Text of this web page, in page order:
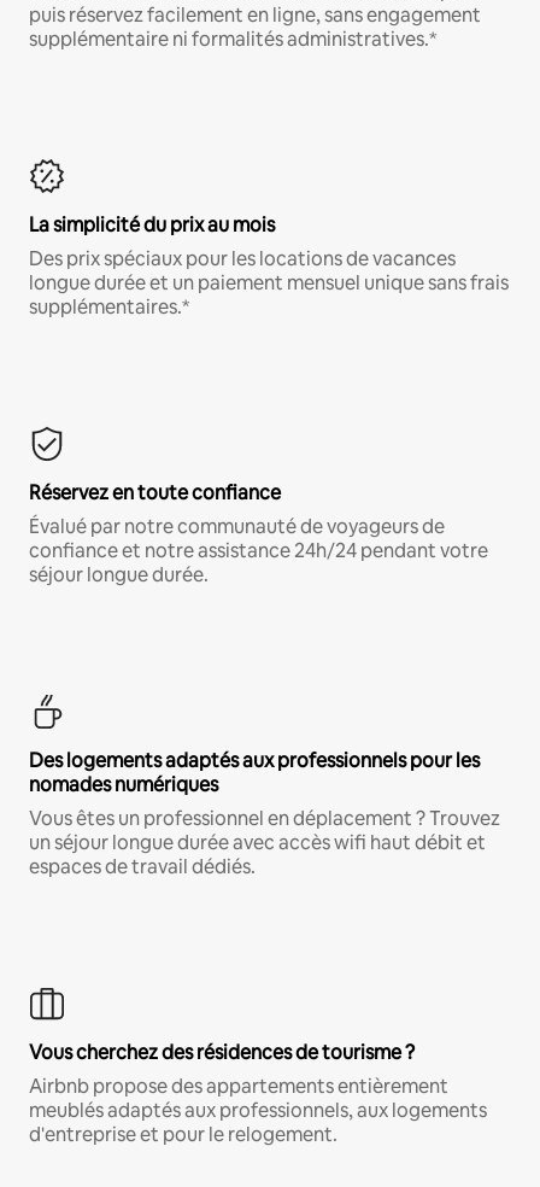
puis réservez facilement en ligne, sans engagement
supplémentaire ni formalités administratives.*
La simplicité du prix au mois
Des prix spéciaux pour les locations de vacances
longue durée et un paiement mensuel unique sans frais
supplémentaires.*
Réservez en toute confiance
Évalué par notre communauté de voyageurs de
confiance et notre assistance 24h/24 pendant votre
séjour longue durée.
Des logements adaptés aux professionnels pour les
nomades numériques
Vous êtes un professionnel en déplacement ? Trouvez
un séjour longue durée avec accès wifi haut débit et
espaces de travail dédiés.
Vous cherchez des résidences de tourisme ?
Airbnb propose des appartements entièrement
meublés adaptés aux professionnels, aux logements
d'entreprise et pour le relogement.